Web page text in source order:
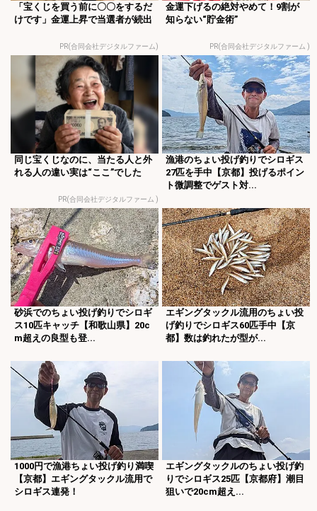
「宝くじを買う前に〇〇をするだ
けです」金運上昇で当選者が続出
PR(合同会社デジタルファーム)
金運下げるの絶対やめて！9割が
知らない“貯金術”
PR(合同会社デジタルファーム )
同じ宝くじなのに、当たる人と外
れる人の違い実は“ここ”でした
PR(合同会社デジタルファーム )
漁港のちょい投げ釣りでシロギス
27匹を手中【京都】投げるポイン
ト微調整でゲスト対...
砂浜でのちょい投げ釣りでシロギ
ス10匹キャッチ【和歌山県】20c
m超えの良型も登...
エギングタックル流用のちょい投
げ釣りでシロギス60匹手中【京
都】数は釣れたが型が...
1000円で漁港ちょい投げ釣り満喫
【京都】エギングタックル流用で
シロギス連発！
エギングタックルのちょい投げ釣
りでシロギス25匹【京都府】潮目
狙いで20cm超え...